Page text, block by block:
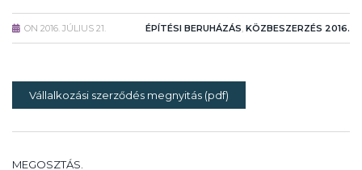
ON 2016. JÚLIUS 21. ÉPÍTÉSI BERUHÁZÁS, KÖZBESZERZÉS 2016.
Vállalkozási szerződés megnyitás (pdf)
MEGOSZTÁS.